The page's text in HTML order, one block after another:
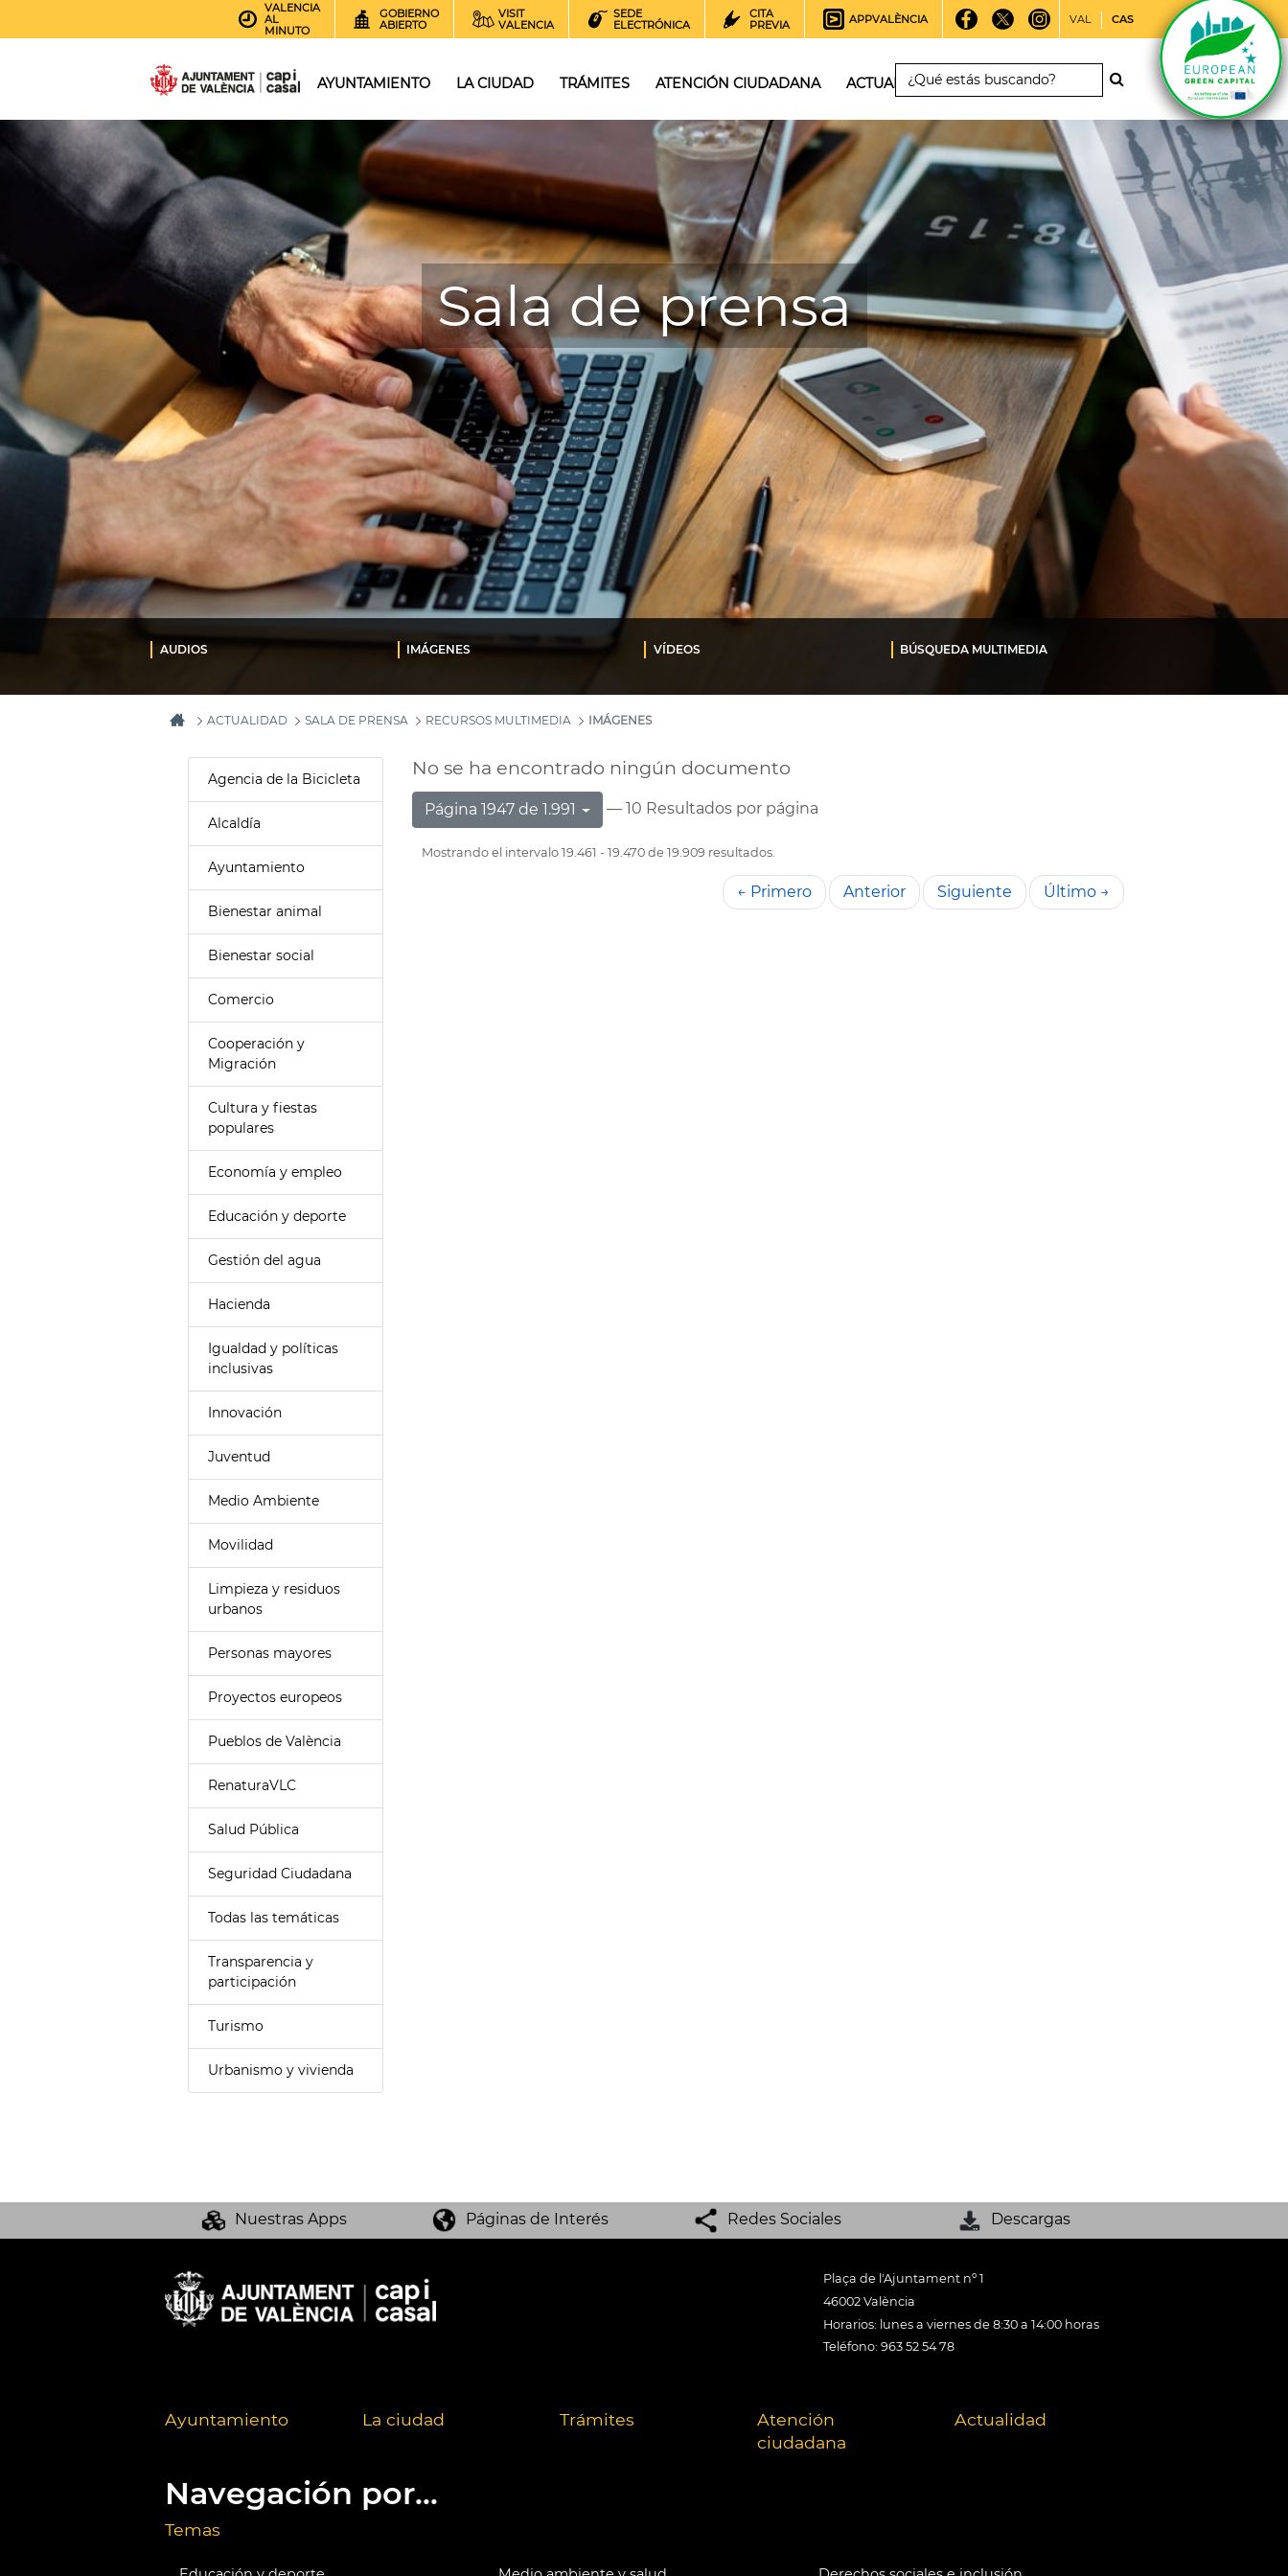
VALENCIA
AL
MINUTO
GOBIERNO
ABIERTO
VISIT
VALENCIA
SEDE
ELECTRÓNICA
CITA
PREVIA
APPVALÈNCIA VAL CAS
AYUNTAMIENTO LA CIUDAD TRÁMITES ATENCIÓN CIUDADANA ACTUALIDAD
Sala de prensa
AUDIOS IMÁGENES VÍDEOS BÚSQUEDA MULTIMEDIA
ACTUALIDAD SALA DE PRENSA RECURSOS MULTIMEDIA IMÁGENES
Agencia de la Bicicleta
Alcaldía
Ayuntamiento
Bienestar animal
Bienestar social
Comercio
Cooperación y
Migración
Cultura y fiestas
populares
Economía y empleo
Educación y deporte
Gestión del agua
Hacienda
Igualdad y políticas
inclusivas
Innovación
Juventud
Medio Ambiente
Movilidad
Limpieza y residuos
urbanos
Personas mayores
Proyectos europeos
Pueblos de València
RenaturaVLC
Salud Pública
Seguridad Ciudadana
Todas las temáticas
Transparencia y
participación
Turismo
Urbanismo y vivienda
No se ha encontrado ningún documento
Página 1947 de 1.991 — 10 Resultados por página
Mostrando el intervalo 19.461 - 19.470 de 19.909 resultados.
← Primero Anterior Siguiente Último →
Nuestras Apps Páginas de Interés Redes Sociales Descargas
Plaça de l'Ajuntament nº 1
46002 València
Horarios: lunes a viernes de 8:30 a 14:00 horas
Teléfono: 963 52 54 78
Ayuntamiento La ciudad Trámites
Atención
ciudadana
Actualidad
Navegación por...
Temas